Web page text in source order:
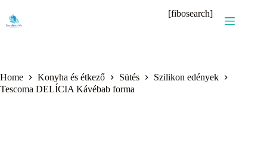
content
[fibosearch]
Home Konyha és étkező Sütés
Szilikon edények
Tescoma DELÍCIA Kávébab forma